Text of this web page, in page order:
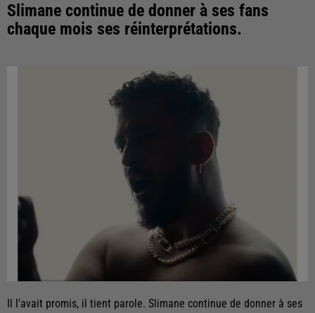
Slimane continue de donner à ses fans
chaque mois ses réinterprétations.
Il l'avait promis, il tient parole. Slimane continue de donner à ses